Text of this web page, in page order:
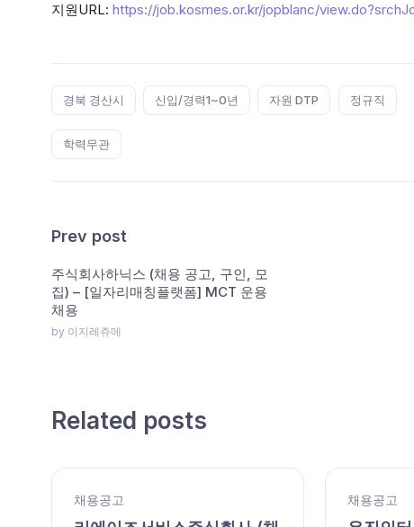
지원URL: https://job.kosmes.or.kr/jopblanc/
경북 경산시 신입/경력1~0년 자원 DTP 정규직
학력무관
Prev post
주식회사하닉스 (채용 공고, 구인, 모
집) – [일자리매칭플랫폼] MCT 운용
채용
by 이지레쥬메
Related posts
채용공고 채용공고